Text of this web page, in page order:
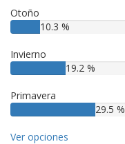
Otoño
10.3 %
Invierno
19.2 %
Primavera
29.5 %
Ver opciones